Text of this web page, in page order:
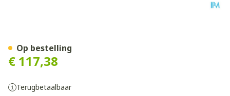
€ 117,38
Terugbetaalbaar
Op bestelling